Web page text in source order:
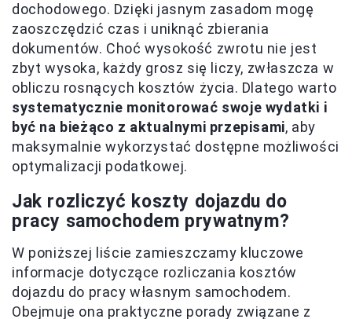
dochodowego. Dzięki jasnym zasadom mogę
zaoszczędzić czas i uniknąć zbierania
dokumentów. Choć wysokość zwrotu nie jest
zbyt wysoka, każdy grosz się liczy, zwłaszcza w
obliczu rosnących kosztów życia. Dlatego warto
systematycznie monitorować swoje wydatki i
być na bieżąco z aktualnymi przepisami, aby
maksymalnie wykorzystać dostępne możliwości
optymalizacji podatkowej.
Jak rozliczyć koszty dojazdu do
pracy samochodem prywatnym?
W poniższej liście zamieszczamy kluczowe
informacje dotyczące rozliczania kosztów
dojazdu do pracy własnym samochodem.
Obejmuje ona praktyczne porady związane z